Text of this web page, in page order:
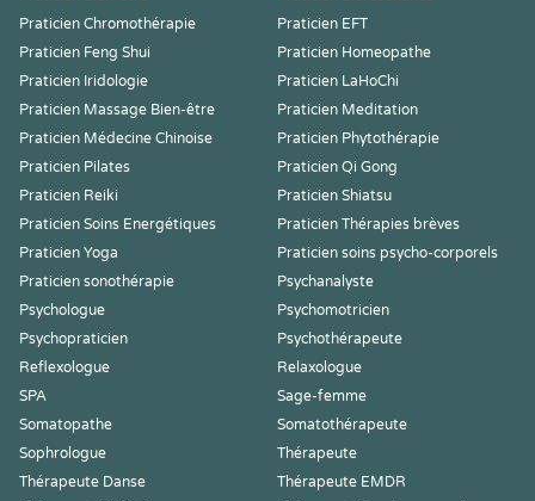
Praticien Chromothérapie
Praticien EFT
Praticien Feng Shui
Praticien Homeopathe
Praticien Iridologie
Praticien LaHoChi
Praticien Massage Bien-être
Praticien Meditation
Praticien Médecine Chinoise
Praticien Phytothérapie
Praticien Pilates
Praticien Qi Gong
Praticien Reiki
Praticien Shiatsu
Praticien Soins Energétiques
Praticien Thérapies brèves
Praticien Yoga
Praticien soins psycho-corporels
Praticien sonothérapie
Psychanalyste
Psychologue
Psychomotricien
Psychopraticien
Psychothérapeute
Reflexologue
Relaxologue
SPA
Sage-femme
Somatopathe
Somatothérapeute
Sophrologue
Thérapeute
Thérapeute Danse
Thérapeute EMDR